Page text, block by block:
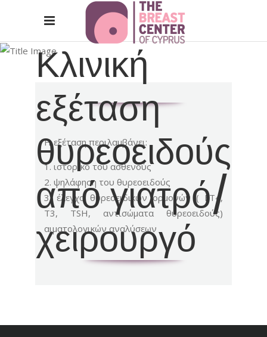
Κλινική
εξέταση
θυρεοειδούς
από γιατρό/
χειρουργό
Η εξέταση περιλαμβάνει:
ιστορικό του ασθενούς
ψηλάφηση του θυρεοειδούς
έλεγχο θυρεοειδικών ορμονών ( FΤ4,
Τ3, TSH, αντισώματα θυρεοειδούς)
αιματολογικών αναλύσεων